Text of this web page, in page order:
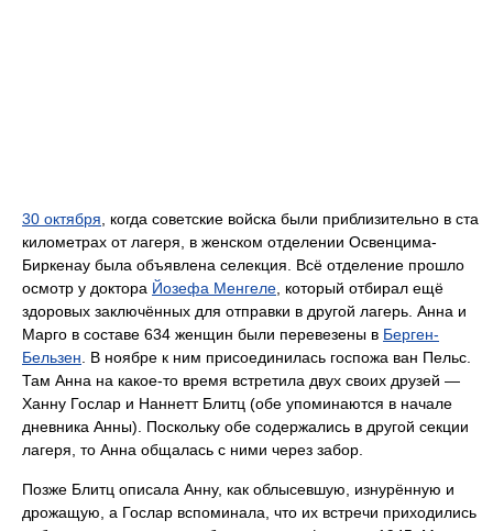
30 октября, когда советские войска были приблизительно в ста
километрах от лагеря, в женском отделении Освенцима-
Биркенау была объявлена селекция. Всё отделение прошло
осмотр у доктора Йозефа Менгеле, который отбирал ещё
здоровых заключённых для отправки в другой лагерь. Анна и
Марго в составе 634 женщин были перевезены в Берген-
Бельзен. В ноябре к ним присоединилась госпожа ван Пельс.
Там Анна на какое-то время встретила двух своих друзей —
Ханну Гослар и Наннетт Блитц (обе упоминаются в начале
дневника Анны). Поскольку обе содержались в другой секции
лагеря, то Анна общалась с ними через забор.
Позже Блитц описала Анну, как облысевшую, изнурённую и
дрожащую, а Гослар вспоминала, что их встречи приходились